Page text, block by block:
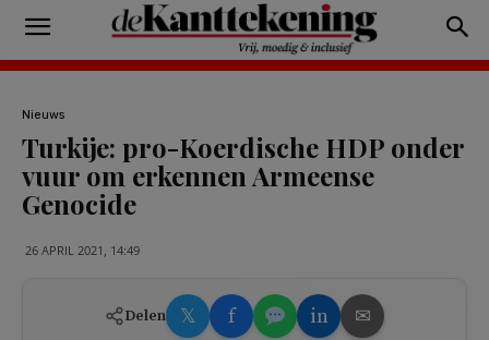
Nieuws
Turkije: pro-Koerdische HDP onder
vuur om erkennen Armeense
Genocide
26 APRIL 2021, 14:49
Delen 𝕏 f in ✉